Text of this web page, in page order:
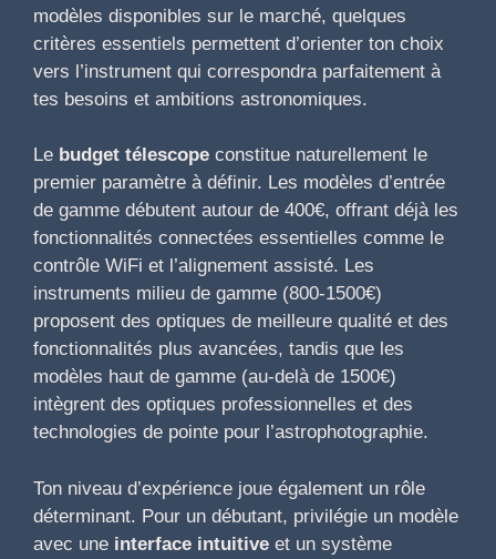
modèles disponibles sur le marché, quelques
critères essentiels permettent d’orienter ton choix
vers l’instrument qui correspondra parfaitement à
tes besoins et ambitions astronomiques.
Le budget télescope constitue naturellement le
premier paramètre à définir. Les modèles d’entrée
de gamme débutent autour de 400€, offrant déjà les
fonctionnalités connectées essentielles comme le
contrôle WiFi et l’alignement assisté. Les
instruments milieu de gamme (800-1500€)
proposent des optiques de meilleure qualité et des
fonctionnalités plus avancées, tandis que les
modèles haut de gamme (au-delà de 1500€)
intègrent des optiques professionnelles et des
technologies de pointe pour l’astrophotographie.
Ton niveau d’expérience joue également un rôle
déterminant. Pour un débutant, privilégie un modèle
avec une interface intuitive et un système